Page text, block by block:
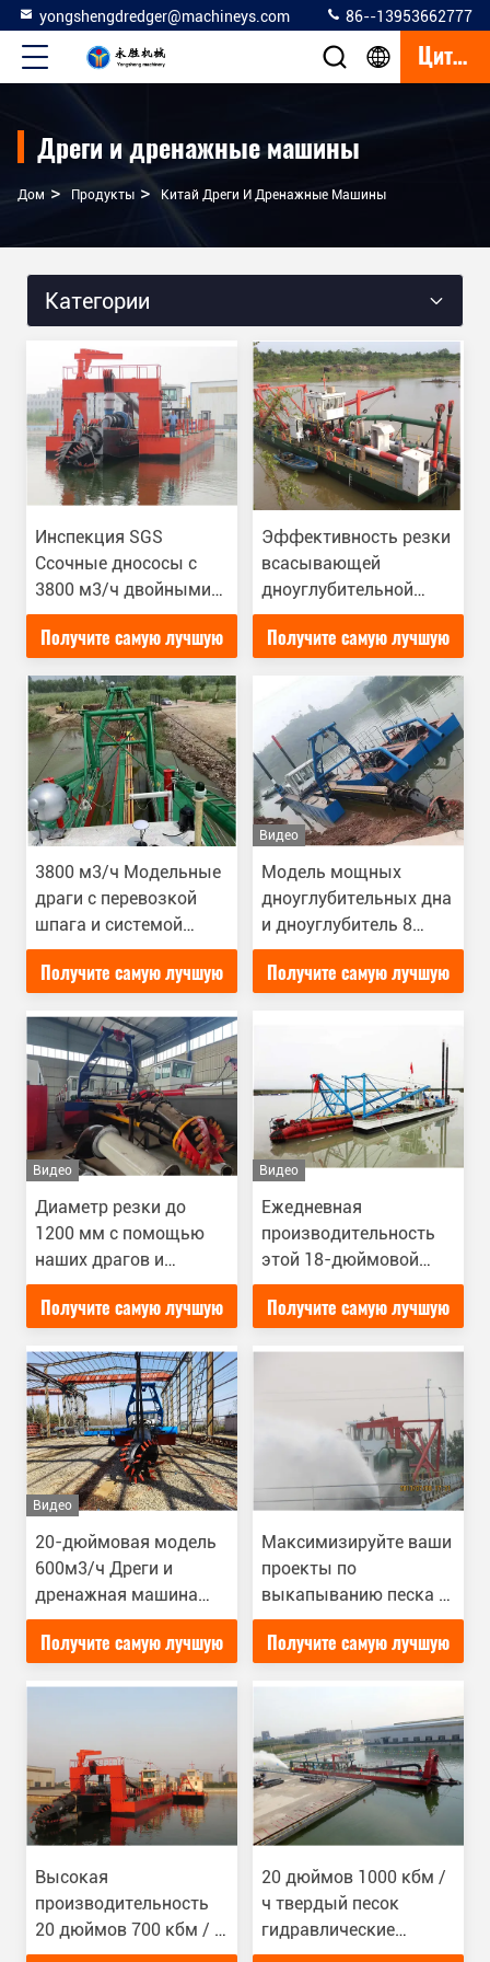
yongshengdredger@machineys.com 86--13953662777
Цитата
Дреги и дренажные машины
Дом > Продукты > Китай Дреги И Дренажные Машины
Категории
Инспекция SGS
Ссочные днососы с
3800 м3/ч двойными
днососыми насосами
Получите самую лучшую
цену
Эффективность резки
всасывающей
дноуглубительной
машины с 3800 м3/ч
для различных
Получите самую лучшую
цену
3800 м3/ч Модельные
драги с перевозкой
шпага и системой
управления Siemens
PLC
Получите самую лучшую
цену
Видео
Модель мощных
дноуглубительных дна
и дноуглубитель 8
дюймов для
крупномасштабных
Получите самую лучшую
Видео
Диаметр резки до
1200 мм с помощью
наших драгов и
драговых машин
Диаметр всасывания
Получите самую лучшую
цену
Видео
Ежедневная
производительность
этой 18-дюймовой
модели драгов и
драговых машин
Получите самую лучшую
цену
Видео
20-дюймовая модель
600м3/ч Дреги и
дренажная машина
для дренажного
оборудования/добычи
Получите самую лучшую
цену
Максимизируйте ваши
проекты по
выкапыванию песка и
грязи с помощью 20-
дюймовых сосудистых
выкапывающей
машины
Получите самую лучшую
Высокая
производительность
20 дюймов 700 кбм / ч
твердое песчаное
20 дюймов 1000 кбм /
ч твердый песок
гидравлические
всасывающие